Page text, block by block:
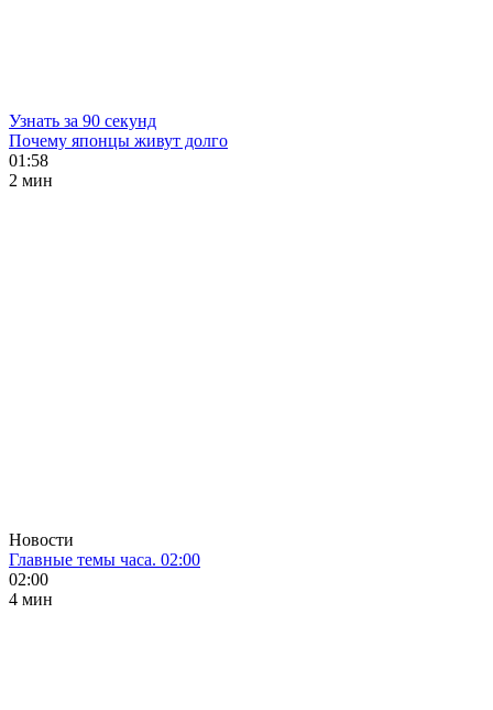
Узнать за 90 секунд
Почему японцы живут долго
01:58
2 мин
Новости
Главные темы часа. 02:00
02:00
4 мин